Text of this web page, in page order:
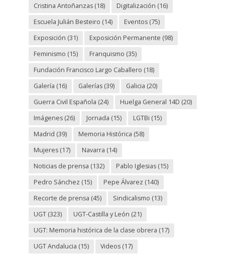
Cristina Antoñanzas(18) Digitalización (16)
Escuela Julián Besteiro (14) Eventos(75)
Exposición (31) Exposición Permanente (98)
Feminismo (15) Franquismo (35)
Fundación Francisco Largo Caballero (18)
Galería (16) Galerías(39) Galicia (20)
Guerra Civil Española (24) Huelga General 14D (20)
Imágenes(26) Jornada (15) LGTBi (15)
Madrid (39) Memoria Histórica (58)
Mujeres(17) Navarra (14)
Noticias de prensa (132) Pablo Iglesias(15)
Pedro Sánchez (15) Pepe Álvarez (140)
Recorte de prensa (45) Sindicalismo (13)
UGT(323) UGT-Castilla y León (21)
UGT: Memoria histórica de la clase obrera (17)
UGT Andalucia (15) Videos(17)